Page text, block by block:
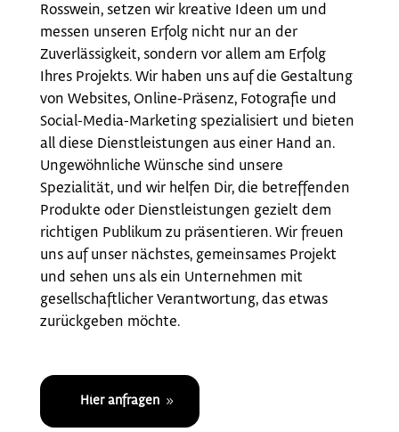
Rosswein, setzen wir kreative Ideen um und
messen unseren Erfolg nicht nur an der
Zuverlässigkeit, sondern vor allem am Erfolg
Ihres Projekts. Wir haben uns auf die Gestaltung
von Websites, Online-Präsenz, Fotografie und
Social-Media-Marketing spezialisiert und bieten
all diese Dienstleistungen aus einer Hand an.
Ungewöhnliche Wünsche sind unsere
Spezialität, und wir helfen Dir, die betreffenden
Produkte oder Dienstleistungen gezielt dem
richtigen Publikum zu präsentieren. Wir freuen
uns auf unser nächstes, gemeinsames Projekt
und sehen uns als ein Unternehmen mit
gesellschaftlicher Verantwortung, das etwas
zurückgeben möchte.
Hier anfragen